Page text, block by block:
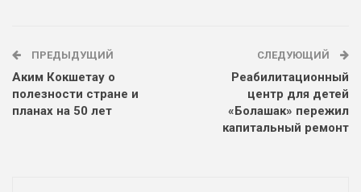
ПРЕДЫДУЩИЙ
Аким Кокшетау о
полезности стране и
планах на 50 лет
СЛЕДУЮЩИЙ
Реабилитационный
центр для детей
«Болашак» пережил
капитальный ремонт